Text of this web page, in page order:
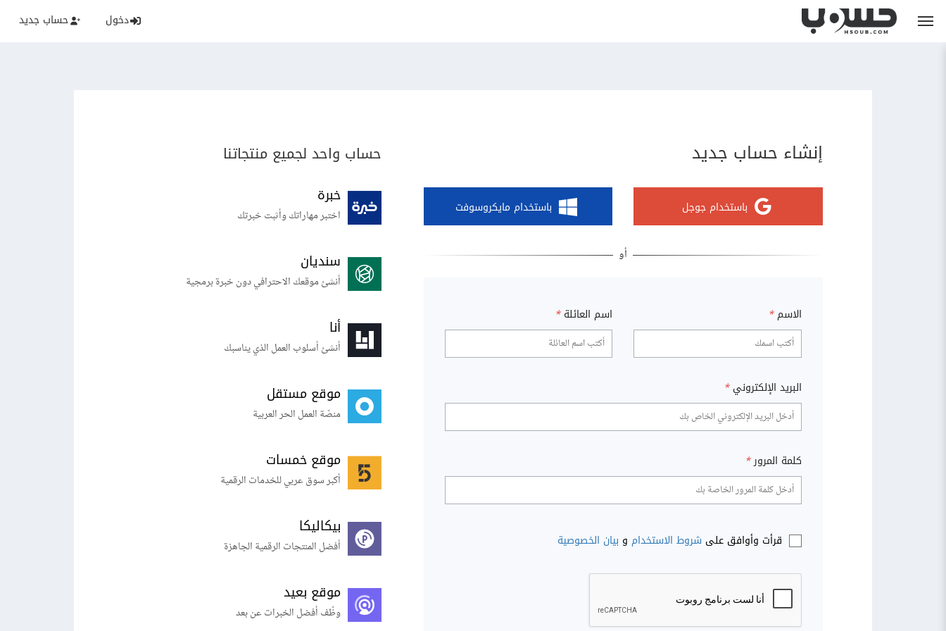
دخول حساب جديد
إنشاء حساب جديد
باستخدام جوجل باستخدام مايكروسوفت
الاسم * اسم العائلة *
البريد الإلكتروني *
كلمة المرور*
قرأت وأوافق على شروط الاستخدام و بيان الخصوصية
حساب واحد لجميع منتجاتنا
خبرة
اختبر مهاراتك وأثبت خبرتك
سنديان
أنشئ موقعك الاحترافي دون خبرة برمجية
أنا
أنشئ أسلوب العمل الذي يناسبك
موقع مستقل
منصّة العمل الحر العربية
موقع خمسات
أكبر سوق عربي للخدمات الرقمية
بيكاليكا
أفضل المنتجات الرقمية الجاهزة
موقع بعيد
وظّف أفضل الخبرات عن بعد